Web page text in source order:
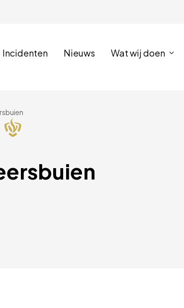
Incidenten Nieuws Wat wij doen